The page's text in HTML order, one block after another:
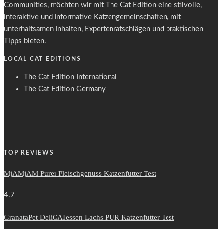
Communities, möchten wir mit The Cat Edition eine stilvolle,
interaktive und informative Katzengemeinschaften, mit
unterhaltsamen Inhalten, Expertenratschlägen und praktischen
Tipps bieten.
LOCAL CAT EDITIONS
The Cat Edition International
The Cat Edition Germany
TOP REVIEWS
MjAMjAM Purer Fleischgenuss Katzenfutter Test
4.7
GranataPet DeliCATessen Lachs PUR Katzenfutter Test